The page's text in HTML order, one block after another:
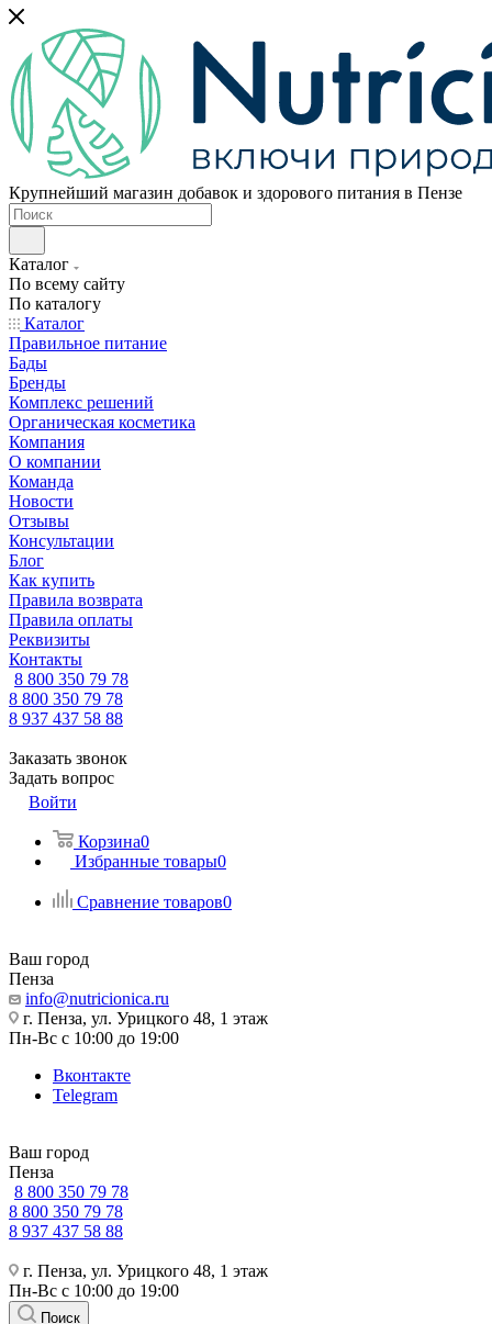
Крупнейший магазин добавок и здорового питания в Пензе
Каталог
По всему сайту
По каталогу
Каталог
Правильное питание
Бады
Бренды
Комплекс решений
Органическая косметика
Компания
О компании
Команда
Новости
Отзывы
Консультации
Блог
Как купить
Правила возврата
Правила оплаты
Реквизиты
Контакты
8 800 350 79 78
8 800 350 79 78
8 937 437 58 88
Заказать звонок
Задать вопрос
Войти
Корзина0
Избранные товары0
Сравнение товаров0
Ваш город
Пенза
info@nutricionica.ru
г. Пенза, ул. Урицкого 48, 1 этаж
Пн-Вс с 10:00 до 19:00
Вконтакте
Telegram
Ваш город
Пенза
8 800 350 79 78
8 800 350 79 78
8 937 437 58 88
г. Пенза, ул. Урицкого 48, 1 этаж
Пн-Вс с 10:00 до 19:00
Поиск